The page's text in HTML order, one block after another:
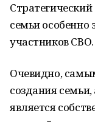
семьи особенно
участников СВО.
Очевидно,
создания
является